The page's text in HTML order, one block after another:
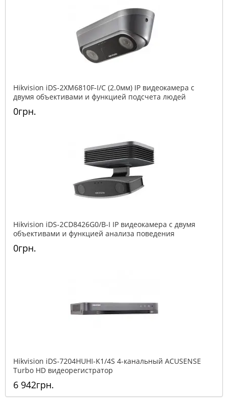
Hikvision iDS-2XM6810F-I/C (2.0мм) IP видеокамера c
двумя объективами и функцией подсчета людей
0грн.
Hikvision iDS-2CD8426G0/B-I IP видеокамера c двумя
объективами и функцией анализа поведения
0грн.
Hikvision iDS-7204HUHI-K1/4S 4-канальный ACUSENSE
Turbo HD видеорегистратор
6 942грн.